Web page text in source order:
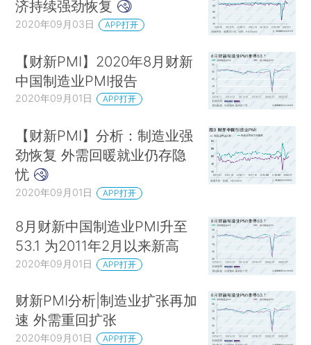
济持续强劲恢复
2020年09月03日 APP打开
【财新PMI】2020年8月财新
中国制造业PMI报告
2020年09月01日 APP打开
【财新PMI】分析：制造业强
劲恢复 外需回暖就业仍存隐
忧
2020年09月01日 APP打开
8月财新中国制造业PMI升至
53.1 为2011年2月以来新高
2020年09月01日 APP打开
财新PMI分析|制造业扩张再加
速 外需重回扩张
2020年09月01日 APP打开